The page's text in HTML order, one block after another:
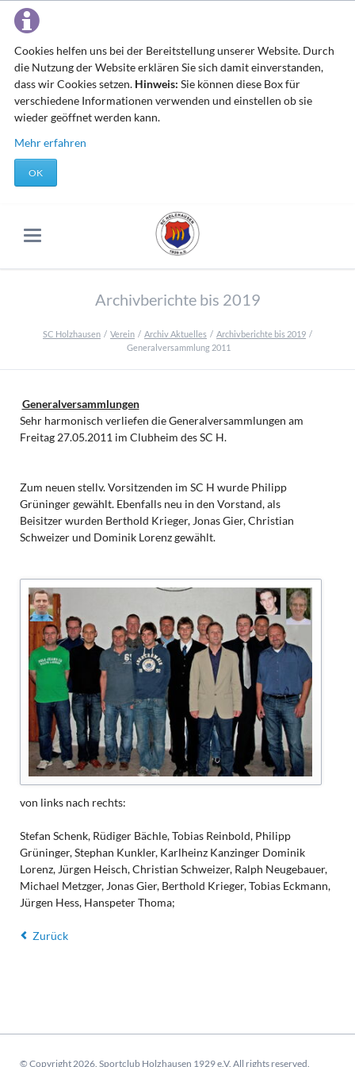
Cookies helfen uns bei der Bereitstellung unserer Website. Durch
die Nutzung der Website erklären Sie sich damit einverstanden,
dass wir Cookies setzen. Hinweis: Sie können diese Box für
verschiedene Informationen verwenden und einstellen ob sie
wieder geöffnet werden kann.
Mehr erfahren
OK
Archivberichte bis 2019
SC Holzhausen Verein Archiv Aktuelles
Archivberichte bis 2019
Generalversammlung 2011
Generalversammlungen
Sehr harmonisch verliefen die Generalversammlungen am
Freitag 27.05.2011 im Clubheim des SC H.
Zum neuen stellv. Vorsitzenden im SC H wurde Philipp
Grüninger gewählt. Ebenfalls neu in den Vorstand, als
Beisitzer wurden Berthold Krieger, Jonas Gier, Christian
Schweizer und Dominik Lorenz gewählt.
von links nach rechts:
Stefan Schenk, Rüdiger Bächle, Tobias Reinbold, Philipp
Grüninger, Stephan Kunkler, Karlheinz Kanzinger Dominik
Lorenz, Jürgen Heisch, Christian Schweizer, Ralph Neugebauer,
Michael Metzger, Jonas Gier, Berthold Krieger, Tobias Eckmann,
Jürgen Hess, Hanspeter Thoma;
Zurück
© Copyright 2026. Sportclub Holzhausen 1929 e.V. All rights reserved.